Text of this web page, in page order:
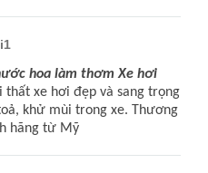
hoa làm thơm Xe hơi
thất xe hơi đẹp và sang trọng
khử mùi trong xe. T
hương
hãng từ Mỹ